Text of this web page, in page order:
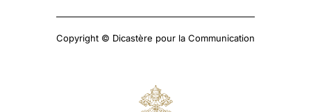
Copyright © Dicastère pour la Communication